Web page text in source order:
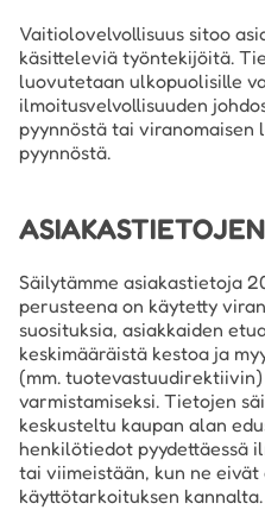
Vaitiolovelvollisuus sitoo
käsitteleviä työntekijöitä.
luovutetaan ulkopuolisille
ilmoitusvelvollisuuden
pyynnöstä tai viranomaisen
pyynnöstä.
Säilytämme asiakastietoja
perusteena on käytetty
suosituksia, asiakkaiden
keskimääräistä kestoa ja
(mm.
varmistamiseksi. Tietojen
keskusteltu kaupan alan
henkilötiedot pyydettäessä
tai viimeistään, kun ne
käyttötarkoituksen kannalta.